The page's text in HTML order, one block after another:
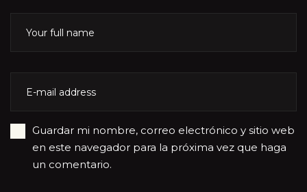
Guardar mi nombre, correo electrónico y sitio web
en este navegador para la próxima vez que haga
un comentario.